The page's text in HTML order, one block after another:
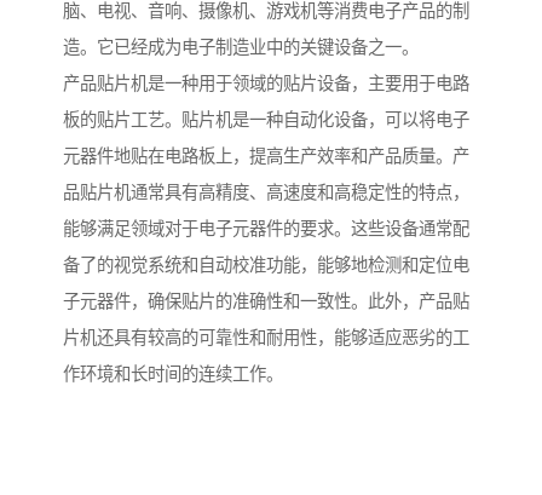
脑、电视、音响、摄像机、游戏机等消费电子产品的制
造。它已经成为电子制造业中的关键设备之一。
产品贴片机是一种用于领域的贴片设备，主要用于电路
板的贴片工艺。贴片机是一种自动化设备，可以将电子
元器件地贴在电路板上，提高生产效率和产品质量。产
品贴片机通常具有高精度、高速度和高稳定性的特点，
能够满足领域对于电子元器件的要求。这些设备通常配
备了的视觉系统和自动校准功能，能够地检测和定位电
子元器件，确保贴片的准确性和一致性。此外，产品贴
片机还具有较高的可靠性和耐用性，能够适应恶劣的工
作环境和长时间的连续工作。